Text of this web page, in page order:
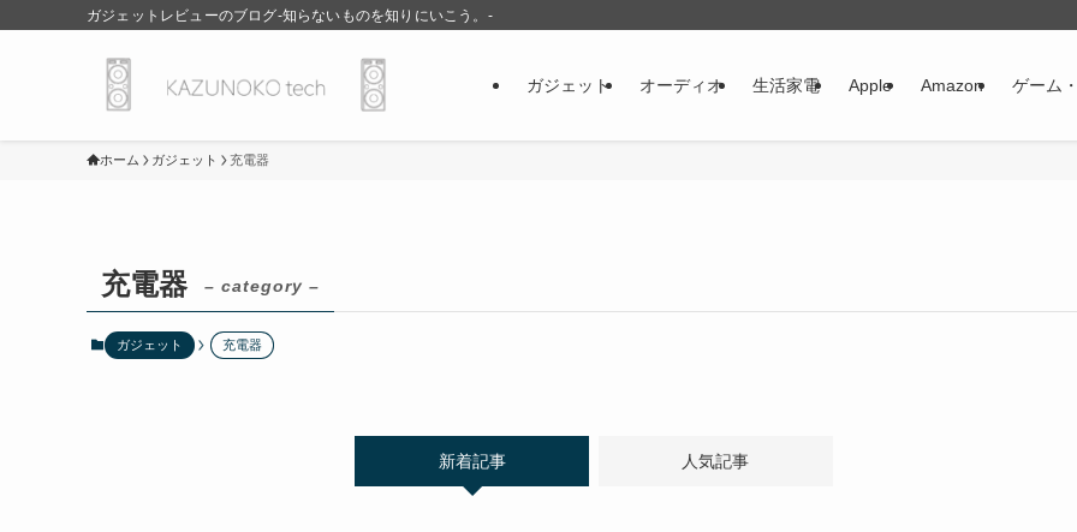
ガジェットレビューのブログ-知らないものを知りにいこう。-
ガジェット オーディオ 生活家電 Apple Amazon ゲーム
ホーム ガジェット 充電器
充電器 – category –
ガジェット 充電器
新着記事 人気記事